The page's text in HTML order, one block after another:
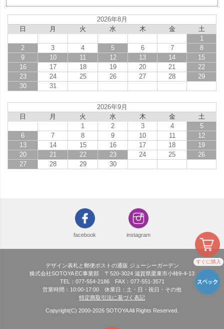
すぐに購入
2026年8月
日
月 火 水 木 金
土
1
2
3 4 5 6 7
8
9
10 11 12 13 14
15
16
17 18 19 20 21
22
23
24 25 26 27 28
29
30
31
2026年9月
日
月 火 水 木 金
土
1
2 3 4
5
6
7 8 9 10 11
12
13
14 15 16 17 18
19
20
21 22 23 24 25
26
27
28 29 30
facebook instagram
デザイン表札と郵便ポストの通販 ジューシーガーデン
株式会社SOTOYA EC事業部 〒520-3024 滋賀県栗東市小柿9-4-13
TEL：077-554-2186 FAX：077-551-3571
営業時間：10:00-17:00 休業日：土・日・祝日・その他
特定商取引法に基づく表記
Copyright(C) 2000-2026 SOTOYA All Rights Reserved.